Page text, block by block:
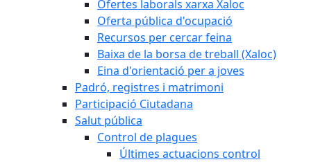
Ofertes laborals xarxa Xaloc
Oferta pública d'ocupació
Recursos per cercar feina
Baixa de la borsa de treball (Xaloc)
Eina d'orientació per a joves
Padró, registres i matrimoni
Participació Ciutadana
Salut pública
Control de plagues
Últimes actuacions control